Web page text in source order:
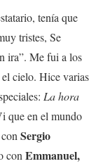
tenía que
tristes, Se
ira”. Me fui a los
cielo. Hice varias
La hora
que en el mundo
Sergio
con Emmanuel,